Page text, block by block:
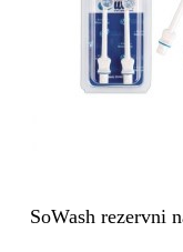
SoWash rezervni